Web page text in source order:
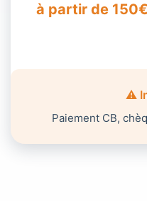
à partir de 150€
⚠️
Paiement CB,